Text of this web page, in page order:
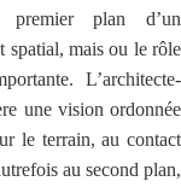
premier plan d’un
spatial, mais ou le rôle
L’architecte-
une vision ordonnée
le terrain, au contact
au second plan,